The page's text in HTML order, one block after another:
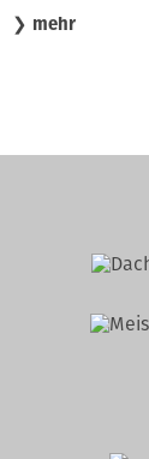
❯ mehr